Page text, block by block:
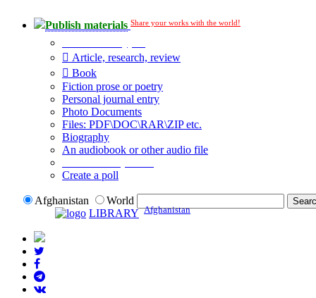
Publish materials Share your works with the world!
Article, research, review
Book
Fiction prose or poetry
Personal journal entry
Photo Documents
Files: PDF\DOC\RAR\ZIP etc.
Biography
An audiobook or other audio file
Create a poll
Afghanistan
World
LIBRARY Afghanistan